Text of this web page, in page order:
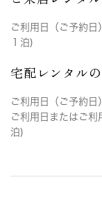
ご利用日（ご予約日
１泊)
宅配レンタル
ご利用日（ご予約日
ご利用日またはご利
泊)